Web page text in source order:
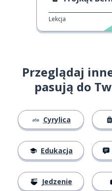
Lekcja
Przeglądaj
pasują do
Cyrylica
Edukacja
Jedzenie